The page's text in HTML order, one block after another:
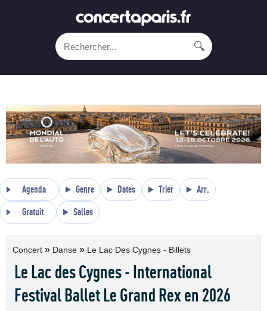
🔍
Agenda Genre Dates Trier Arr.
Gratuit Salles
Concert » Danse » Le Lac Des Cygnes - Billets
Le Lac des Cygnes - International
Festival Ballet Le Grand Rex en 2026